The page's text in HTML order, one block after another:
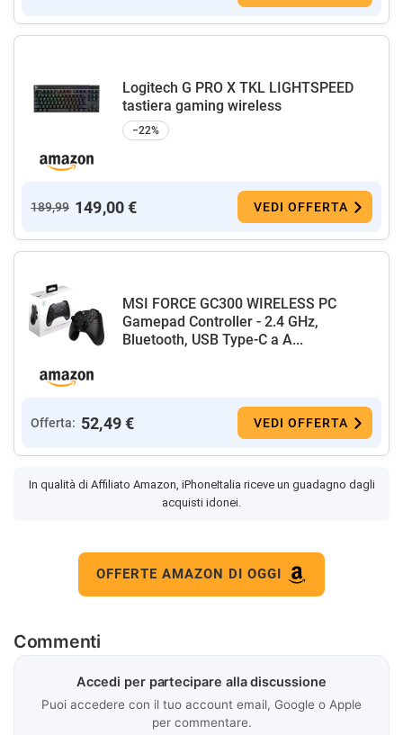
Logitech G PRO X TKL LIGHTSPEED
tastiera gaming wireless
−22%
189,99 149,00 € VEDI OFFERTA
MSI FORCE GC300 WIRELESS PC
Gamepad Controller - 2.4 GHz,
Bluetooth, USB Type-C a A...
Offerta: 52,49 € VEDI OFFERTA
In qualità di Affiliato Amazon, iPhoneItalia riceve un guadagno dagli
acquisti idonei.
OFFERTE AMAZON DI OGGI
Commenti
Accedi per partecipare alla discussione
Puoi accedere con il tuo account email, Google o Apple
per commentare.